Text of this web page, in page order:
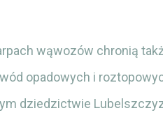
wąwozów chronią
opadowych i
dziedzictwie